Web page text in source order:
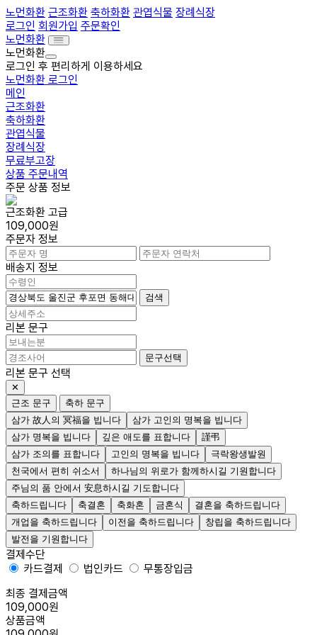
노먼화환 근조화환 축하화환 관엽식물 장례식장
로그인 회원가입 주문확인
노먼화환
노먼화환
로그인 후 편리하게 이용하세요
노먼화환 로그인
메인
근조화환
축하화환
관엽식물
장례식장
무료부고장
상품 주문내역
주문 상품 정보
근조화환 고급
109,000원
주문자 정보
배송지 정보
검색
리본 문구
문구선택
리본 문구 선택
✕
근조 문구
축하 문구
삼가 故人의 冥福을 빕니다
삼가 고인의 명복을 빕니다
삼가 명복을 빕니다
깊은 애도를 표합니다
謹弔
삼가 조의를 표합니다
고인의 명복을 빕니다
극락왕생발원
천국에서 편히 쉬소서
하나님의 위로가 함께하시길 기원합니다
주님의 품 안에서 安息하시길 기도합니다
축하드립니다
축결혼 축화혼 금혼식
결혼을 축하드립니다
개업을 축하드립니다
이전을 축하드립니다
창립을 축하드립니다
발전을 기원합니다
결제수단
카드결제
법인카드
무통장입금
최종 결제금액
109,000원
상품금액